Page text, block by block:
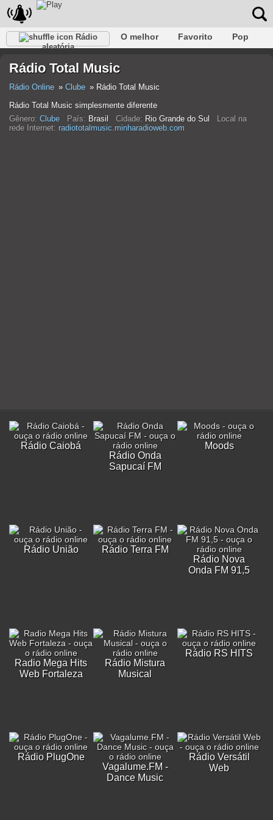
Rádio
aleatória
O melhor Favorito
Pop
Rap
Falk Jazz Bebê
Rádio Total Music
Rádio Online Clube
Rádio Total Music
Rádio Total Music simplesmente diferente
Gênero: Clube País: Brasil Cidade: Rio Grande do Sul
Local na
rede Internet: radiototalmusic.minharadioweb.com
Rádio Caiobá
Rádio Onda
Sapucaí FM
Moods
Rádio União
Rádio Terra FM
Rádio Nova
Onda FM 91,5
Radio Mega Hits
Web Fortaleza
Rádio Mistura
Musical
Rádio RS HITS
Rádio PlugOne
Vagalume.FM -
Dance Music
Rádio Versátil
Web